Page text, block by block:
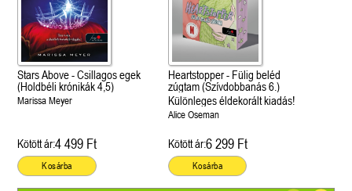
Stars Above - Csillagos egek
(Holdbéli krónikák 4,5)
Marissa Meyer
Kötött ár:4 499 Ft
Kosárba
Heartstopper - Fülig beléd
zúgtam (Szívdobbanás 6.)
Különleges éldekorált kiadás!
Alice Oseman
Kötött ár:6 299 Ft
Kosárba